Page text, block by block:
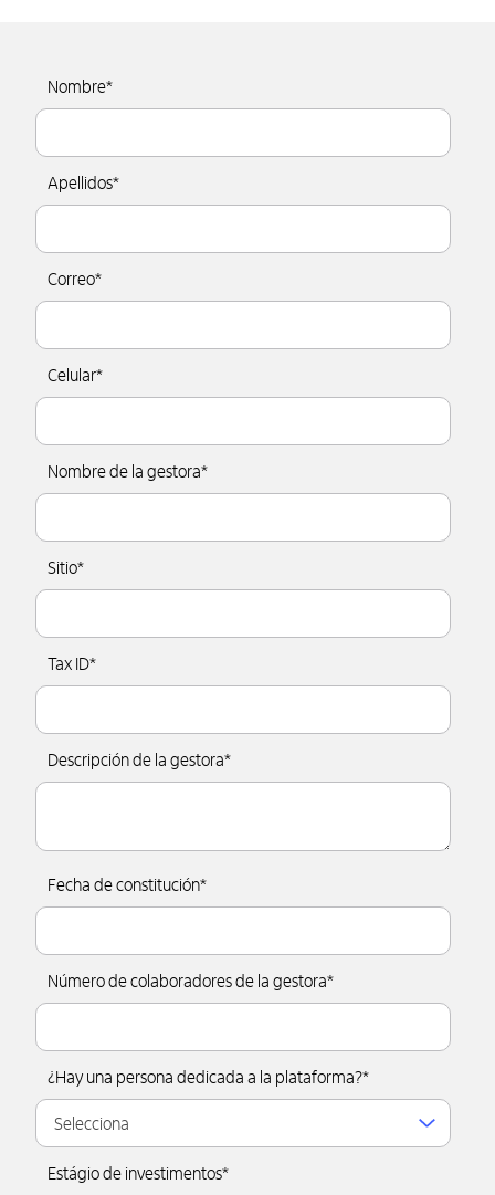
Nombre*
Apellidos*
Correo*
Celular*
Nombre de la gestora*
Sitio*
Tax ID*
Descripción de la gestora*
Fecha de constitución*
Número de colaboradores de la gestora*
¿Hay una persona dedicada a la plataforma?*
Estágio de investimentos*